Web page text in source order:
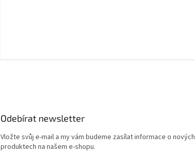
Odebírat newsletter
Vložte svůj e-mail a my vám budeme zasílat informace o nových
produktech na našem e-shopu.